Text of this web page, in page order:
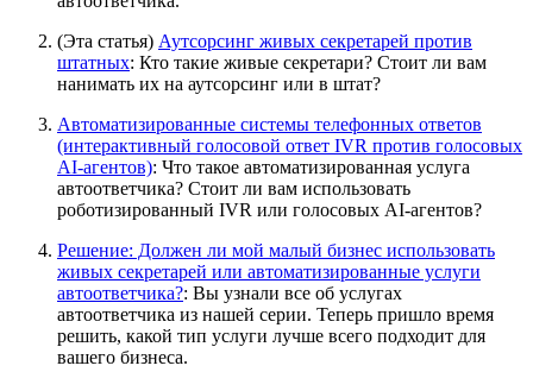
(Эта статья) Аутсорсинг живых секретарей против
штатных: Кто такие живые секретари? Стоит ли вам
нанимать их на аутсорсинг или в штат?
Автоматизированные системы телефонных ответов
(интерактивный голосовой ответ IVR против голосовых
AI-агентов): Что такое автоматизированная услуга
автоответчика? Стоит ли вам использовать
роботизированный IVR или голосовых AI-агентов?
Решение: Должен ли мой малый бизнес использовать
живых секретарей или автоматизированные услуги
автоответчика?: Вы узнали все об услугах
автоответчика из нашей серии. Теперь пришло время
решить, какой тип услуги лучше всего подходит для
вашего бизнеса.